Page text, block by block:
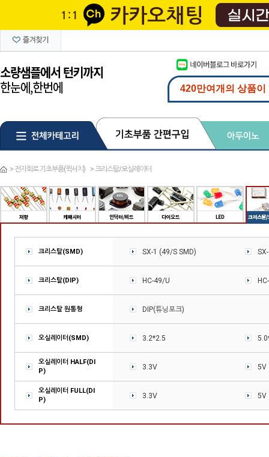
> 전자회로 기초부품(퀵서치) >크리스탈/오실레이터
크리스탈(SMD) SX-1 (49/S SMD)
크리스탈(DIP) HC-49/U
크리스탈 원통형 DIP(튜닝포크)
오실레이터(SMD) 3.2*2.5
오실레이터 HALF(DI
P)
3.3V 5V
오실레이터 FULL(DI
P)
3.3V 5V